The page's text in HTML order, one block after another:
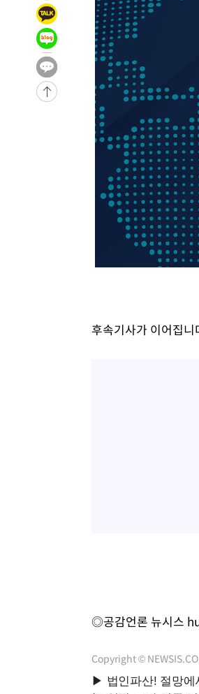
-26888초 전 >
[속보]전남광주 초대 시민추
-24449초 전 >
서울 열대야 15일째 지속…
-23016초 전 >
[속보]코스닥, 2.15포인트
-22999초 전 >
[속보]코스피, 119.51포인
-19446초 전 >
6월 경상수지 497.3억 달
서울 낮 39도 '폭염중대경
미 워싱턴주 스포캔 시의 통
[속보] 호르무즈 해협 이란-
[속보] 이란 대통령 "지금 최
[속보] "이란-오만, 호르무즈 해
후속기사가 이어집니
◎공감언론 뉴시스
Copyright ©